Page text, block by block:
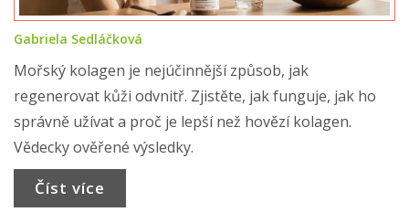
Gabriela Sedláčková
Mořský kolagen je nejúčinnější způsob, jak
regenerovat kůži odvnitř. Zjistěte, jak funguje, jak ho
správně užívat a proč je lepší než hovězí kolagen.
Vědecky ověřené výsledky.
Číst více